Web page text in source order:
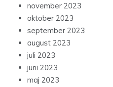
november 2023
oktober 2023
september 2023
august 2023
juli 2023
juni 2023
maj 2023